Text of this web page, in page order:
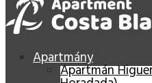
Apartmány
Apartmán